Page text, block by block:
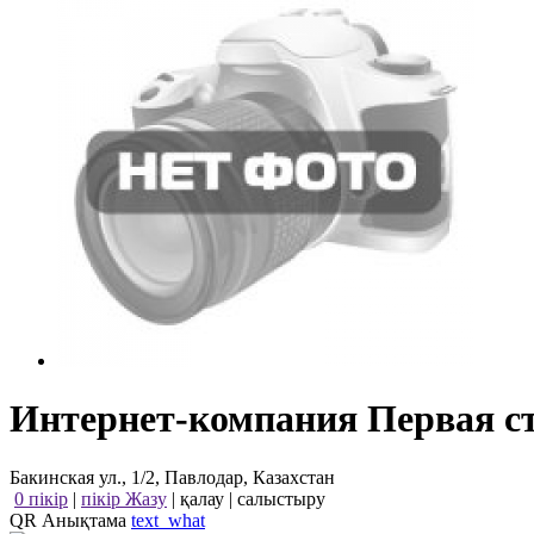
Интернет-компания Первая
Бакинская ул., 1/2, Павлодар, Казахстан
0 пікір | пікір Жазу | қалау | салыстыру
QR Анықтама text_what